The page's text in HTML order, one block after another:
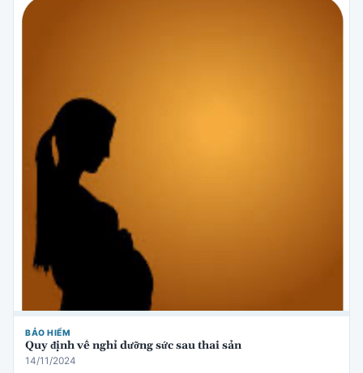
BẢO HIỂM
Quy định về nghỉ dưỡng sức sau thai sản
14/11/2024